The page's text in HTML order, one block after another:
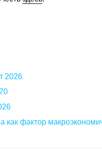
2026
как фактор